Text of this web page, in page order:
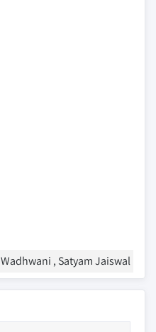
, Satyam Jaiswal